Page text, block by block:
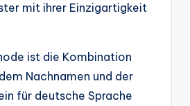
mit ihrer Einzigartigkeit
ist die Kombination
Nachnamen und der
für deutsche Sprache